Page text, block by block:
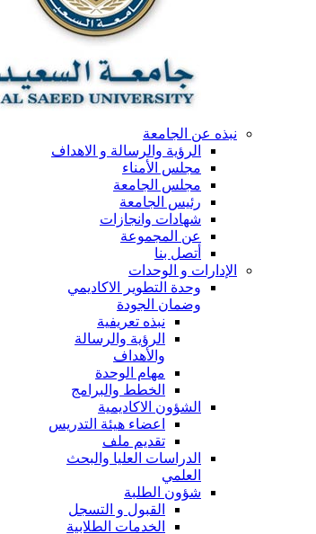
نبذه عن الجامعة
الرؤية والرسالة و الاهداف
مجلس الأمناء
مجلس الجامعة
رئيس الجامعة
شهادات وانجازات
عن المجموعة
أتصل بنا
الإدارات و الوحدات
وحدة التطوير الاكاديمي
وضمان الجودة
نبذه تعريفية
الرؤية والرسالة
والأهداف
مهام الوحدة
الخطط والبرامج
الشؤون الاكاديمية
اعضاء هيئة التدريس
تقديم ملف
الدراسات العليا والبحث
العلمي
شؤون الطلبة
القبول و التسجل
الخدمات الطلابية